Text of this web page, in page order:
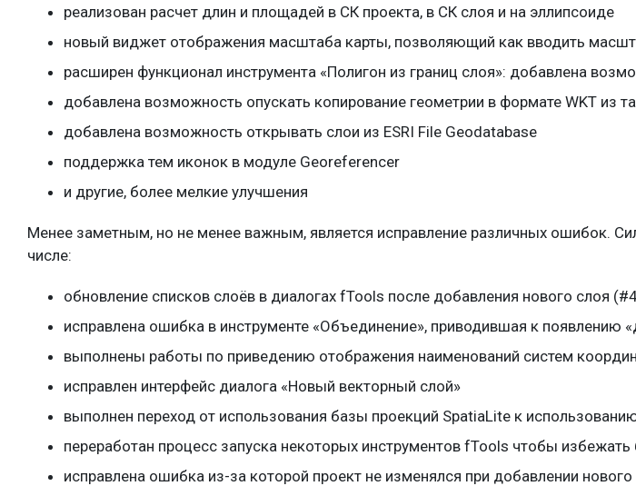
реализован расчет длин и площадей в СК проекта, в СК слоя и на эллипсоиде
новый виджет отображения масштаба карты, позволяющий как вводить
расширен функционал инструмента «Полигон из границ слоя»: добавлена
добавлена возможность опускать копирование геометрии в формате WKT из
добавлена возможность открывать слои из ESRI File Geodatabase
поддержка тем иконок в модуле Georeferencer
и другие, более мелкие улучшения
Менее заметным, но не менее важным, является исправление различных ошибок.
числе:
обновление списков слоёв в диалогах fTools после добавления нового слоя
исправлена ошибка в инструменте «Объединение», приводившая к появлению
выполнены работы по приведению отображения наименований систем
исправлен интерфейс диалога «Новый векторный слой»
выполнен переход от использования базы проекций SpatiaLite к
переработан процесс запуска некоторых инструментов fTools чтобы
исправлена ошибка из-за которой проект не изменялся при добавлении